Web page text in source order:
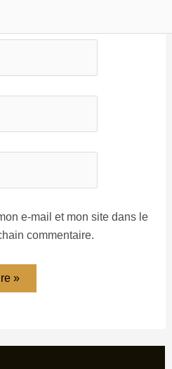
e-mail et mon site dans le
commentaire.